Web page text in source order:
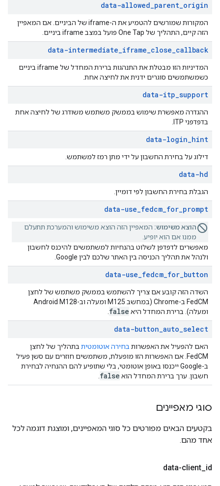
data-allowed_parent_origin
המקורות שמורשים להטמיע את ה-iframe של הביניים. אם המאפיין
הזה קיים, התהליך של One Tap פועל במצב iframe ביניים.
data-intermediate_iframe_close_callback
המדיניות הזו מבטלת את התנהגות ברירת המחדל של iframe ביניים
כשמשתמשים סוגרים ידנית את לחיצה אחת.
data-itp_support
ההגדרה מאפשרת שימוש בממשק משתמש משודרג של לחיצה אחת
בדפדפני ITP.
data-login_hint
דילוג על בחירת החשבון על ידי מתן רמז למשתמש.
data-hd
הגבלת בחירת החשבון לפי דומיין.
data-use_fedcm_for_prompt
הוצא משימוש: המאפיין הזה הוצא משימוש והמערכת תתעלם
ממנו אם הוא יופיע.
מאפשרים לדפדפן לשלוט בהנחיות למשתמשים להיכנס לחשבון
ולנהל את תהליך הכניסה בין האתר שלכם לבין Google.
data-use_fedcm_for_button
השדה הזה קובע אם צריך להשתמש בממשק משתמש של לחצן
FedCM ב-Chrome (במחשב M125 ומעלה וב-Android M128
ומעלה). ברירת המחדל היא false
data-button_auto_select
האם להפעיל את האפשרות בחירה אוטומטית בתהליך של לחצן
FedCM. אם האפשרות הזו מופעלת, משתמשים חוזרים עם סשן פעיל
ב-Google ייכנסו באופן אוטומטי, בלי שתופיע להם ההנחיה לבחירת
חשבון. ערך ברירת המחדל הוא false
סוגי מאפיינים
בקטעים הבאים מפורטים כל סוגי המאפיינים, ומוצגת דוגמה לכל
אחד מהם.
data-client id